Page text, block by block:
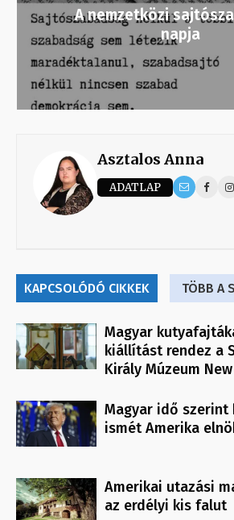
A nemzetközi
napja
Asztalos Anna
ADATLAP
KAPCSOLÓDÓ CIKKEK TÖBB A
Magyar
kiállítást rendez a
Király Múzeum
Magyar idő szerint
ismét Amerika
Amerikai utazási
az erdélyi kis falut